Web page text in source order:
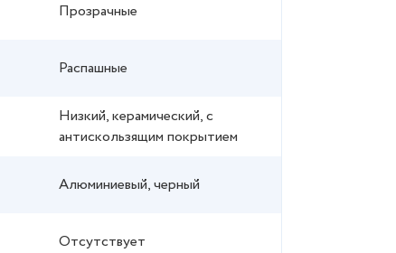
Прозрачные
Распашные
Низкий, керамический, с
антискользящим покрытием
Алюминиевый, черный
Отсутствует